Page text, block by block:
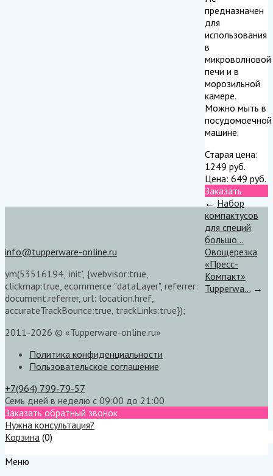
предназначен
для
использования
в
микроволновой
печи и в
морозильной
камере.
Можно мыть в
посудомоечной
машине.
Старая цена:
1249 руб.
Цена: 649 руб.
Заказать
← Набор
компактусов
для специй
большо...
Овощерезка
«Пресс-
Компакт»
Tupperwa... →
info@tupperware-online.ru
ym(53516194, 'init', {webvisor:true,
clickmap:true, ecommerce:"dataLayer", referrer:
document.referrer, url: location.href,
accurateTrackBounce:true, trackLinks:true});
2011-2026 © «Tupperware-online.ru»
Политика конфиденциальности
Пользовательское соглашение
+7(964) 799-79-57
Семь дней в неделю с 09:00 до 21:00
Заказать обратный звонок
Нужна консультация?
Корзина (0)
Меню